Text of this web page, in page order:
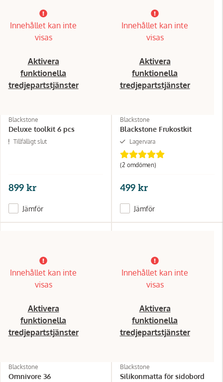
Innehållet kan inte
visas
Aktivera
funktionella
tredjepartstjänster
Blackstone
Deluxe toolkit 6 pcs
Tillfälligt slut
899 kr
Jämför
Innehållet kan inte
visas
Aktivera
funktionella
tredjepartstjänster
Blackstone
Blackstone Frukostkit
Lagervara
(2 omdömen)
499 kr
Jämför
Innehållet kan inte
visas
Aktivera
funktionella
tredjepartstjänster
Blackstone
Omnivore 36
Innehållet kan inte
visas
Aktivera
funktionella
tredjepartstjänster
Blackstone
Silikonmatta för sidobord